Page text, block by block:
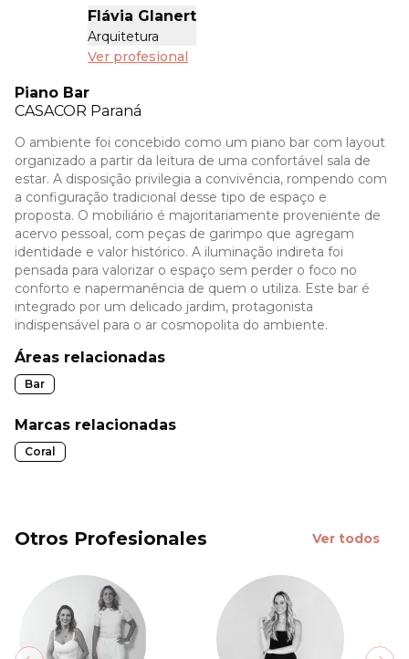
Flávia Glanert
Arquitetura
Ver profesional
Piano Bar
CASACOR Paraná
O ambiente foi concebido como um piano bar com layout
organizado a partir da leitura de uma confortável sala de
estar. A disposição privilegia a convivência, rompendo com
a configuração tradicional desse tipo de espaço e
proposta. O mobiliário é majoritariamente proveniente de
acervo pessoal, com peças de garimpo que agregam
identidade e valor histórico. A iluminação indireta foi
pensada para valorizar o espaço sem perder o foco no
conforto e napermanência de quem o utiliza. Este bar é
integrado por um delicado jardim, protagonista
indispensável para o ar cosmopolita do ambiente.
Áreas relacionadas
Bar
Marcas relacionadas
Coral
Otros Profesionales Ver todos